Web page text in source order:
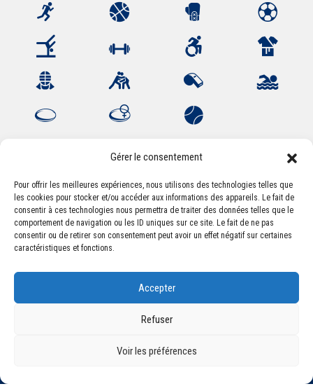
Gérer le consentement
Pour offrir les meilleures expériences, nous utilisons des technologies telles que
les cookies pour stocker et/ou accéder aux informations des appareils. Le fait de
consentir à ces technologies nous permettra de traiter des données telles que le
comportement de navigation ou les ID uniques sur ce site. Le fait de ne pas
consentir ou de retirer son consentement peut avoir un effet négatif sur certaines
caractéristiques et fonctions.
Accepter
Refuser
Voir les préférences
Association Sportive Montferrandaise
84, boulevard Léon Jouhaux
CS 80221 - 63021 Clermont-Ferrand Cedex 2
accueil@asm-omnisports.com